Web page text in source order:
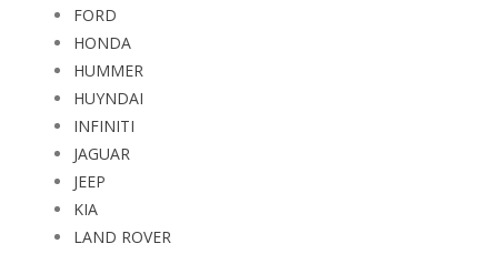
FORD
HONDA
HUMMER
HUYNDAI
INFINITI
JAGUAR
JEEP
KIA
LAND ROVER